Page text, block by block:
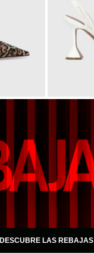
DESCUBRE LAS REBAJAS